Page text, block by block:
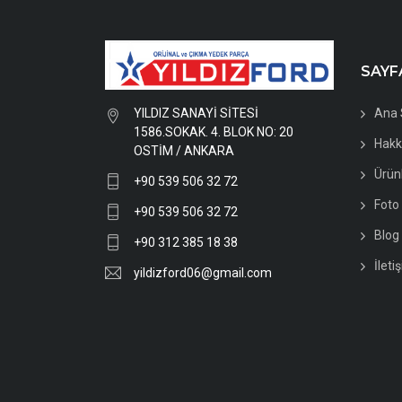
YILDIZ SANAYİ SİTESİ
1586.SOKAK. 4. BLOK NO: 20
OSTİM / ANKARA
+90 539 506 32 72
+90 539 506 32 72
+90 312 385 18 38
yildizford06@gmail.com
Ana
Blog